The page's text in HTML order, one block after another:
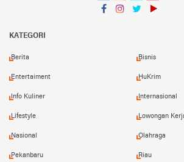
KATEGORI
Berita Bisnis
Entertaiment HuKrim
Info Kuliner Internasional
Lifestyle Lowongan
Nasional Olahraga
Pekanbaru Riau